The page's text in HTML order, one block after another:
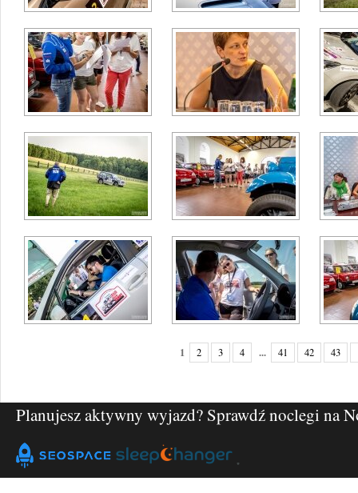
1 2 3 4 ... 41 42 43
Planujesz aktywny wyjazd? Sprawdź noclegi na
"